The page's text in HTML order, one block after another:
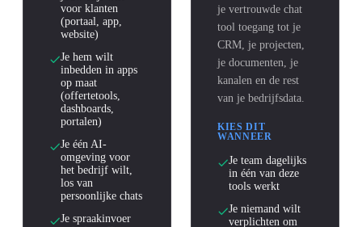
voor klanten
(portaal, app,
website)
Je hem wilt
inbedden in apps
op maat
(offertetools,
dashboards,
portalen)
Je één AI-
omgeving voor
het bedrijf wilt,
los van
persoonlijke chats
Je spraakinvoer
je vertrouwde chat
tool toegang tot je
CRM, je projecten,
je documenten, je
kanalen en de rest
van je bedrijfsdata.
KIES DIT
WANNEER
Je team dagelijks
in één van deze
tools werkt
Je niemand wilt
verplichten om